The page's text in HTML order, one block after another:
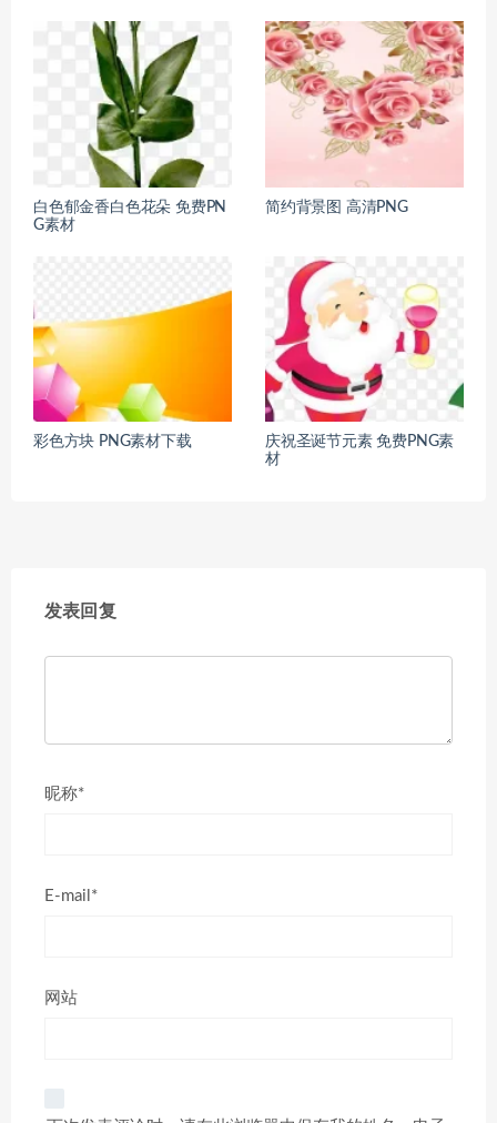
白色郁金香白色花朵 免费PN
G素材
简约背景图 高清PNG
彩色方块 PNG素材下载
庆祝圣诞节元素 免费PNG素
材
发表回复
昵称*
E-mail*
网站